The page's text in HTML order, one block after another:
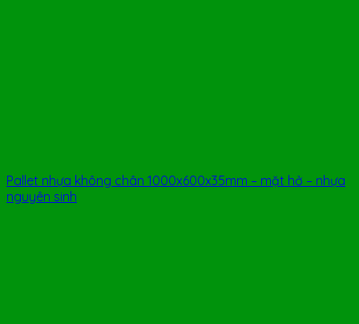
Pallet nhựa không chân 1000x600x35mm – mặt hở – nhựa
nguyên sinh